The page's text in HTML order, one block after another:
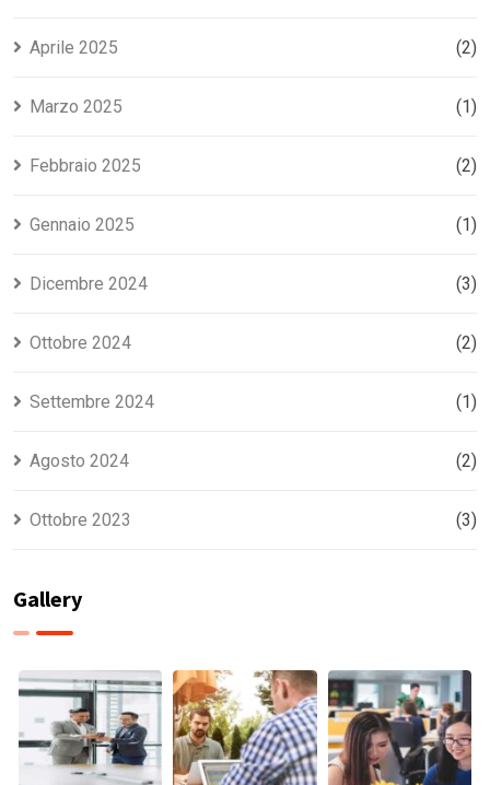
Aprile 2025 (2)
Marzo 2025 (1)
Febbraio 2025 (2)
Gennaio 2025 (1)
Dicembre 2024 (3)
Ottobre 2024 (2)
Settembre 2024 (1)
Agosto 2024 (2)
Ottobre 2023 (3)
Gallery